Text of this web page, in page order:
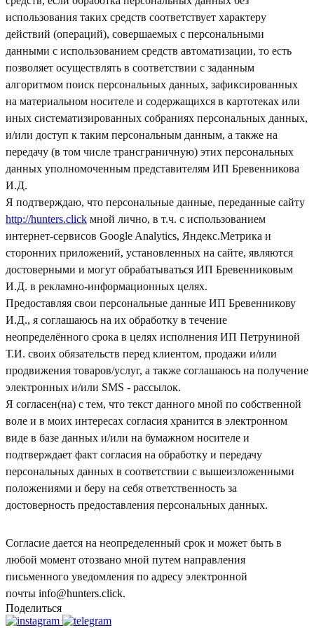
использования таких средств соответствует характеру
действий (операций), совершаемых с персональными
данными с использованием средств автоматизации, то есть
позволяет осуществлять в соответствии с заданным
алгоритмом поиск персональных данных, зафиксированных
на материальном носителе и содержащихся в картотеках или
иных систематизированных собраниях персональных данных,
и/или доступ к таким персональным данным, а также на
передачу (в том числе трансграничную) этих персональных
данных уполномоченным представителям ИП Бревенникова
И.Д.
Я подтверждаю, что персональные данные, переданные сайту
http://hunters.click мной лично, в т.ч. с использованием
интернет-сервисов Google Analytics, Яндекс.Метрика и
сторонних приложений, установленных на сайте, являются
достоверными и могут обрабатываться ИП Бревенниковым
И.Д. в рекламно-информационных целях.
Предоставляя свои персональные данные ИП Бревенникову
И.Д., я соглашаюсь на их обработку в течение
неопределённого срока в целях исполнения ИП Петруниной
Т.И. своих обязательств перед клиентом, продажи и/или
продвижения товаров/услуг, а также соглашаюсь на получение
электронных и/или SMS - рассылок.
Я согласен(на) с тем, что текст данного мной по собственной
воле и в моих интересах согласия хранится в электронном
виде в базе данных и/или на бумажном носителе и
подтверждает факт согласия на обработку и передачу
персональных данных в соответствии с вышеизложенными
положениями и беру на себя ответственность за
достоверность предоставления персональных данных.
Согласие дается на неопределенный срок и может быть в
любой момент отозвано мной путем направления
письменного уведомления по адресу электронной
почты info@hunters.click.
Поделиться